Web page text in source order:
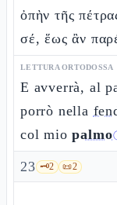
ὀπὴν τῆς
σέ, ἕως ἂν
LETTURA ORTODOSSA
E avverrà, al
porrò nella
col miopalmo
23 🗝️2 📜2